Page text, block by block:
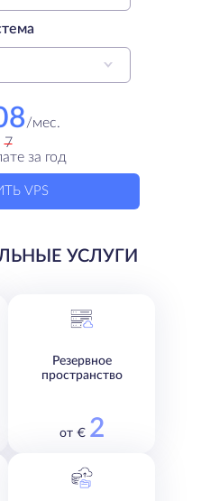
/мес.
7
за год
VPS
УСЛУГИ
Резервное
пространство
от € 2